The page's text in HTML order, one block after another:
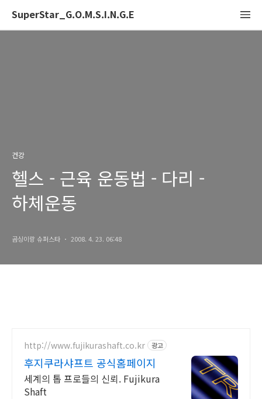
SuperStar_G.O.M.S.I.N.G.E
건강
헬스 - 근육 운동법 - 다리 -
하체운동
곰싱이랑 슈퍼스타 2008. 4. 23. 06:48
http://www.fujikurashaft.co.kr 광고
후지쿠라샤프트 공식홈페이지
세계의 톱 프로들의 신뢰. Fujikura
Shaft